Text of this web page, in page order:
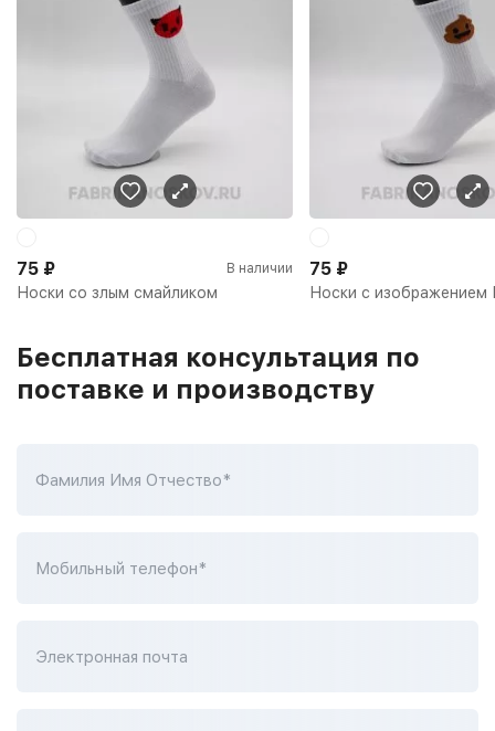
Носки со злым смайликом
75 ₽ В наличии
Носки с изображением
75 ₽
Бесплатная консультация по
поставке и производству
Фамилия Имя Отчество*
Мобильный телефон*
Электронная почта